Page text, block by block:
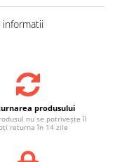
produsului
nu se potrivește îl
returna în 14 zile